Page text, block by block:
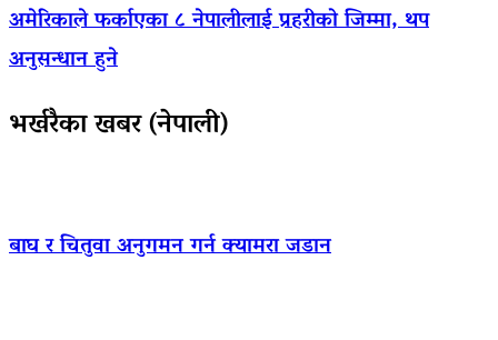
अमेरिकाले फर्काएका ८ नेपालीलाई प्रहरीको जिम्मा, थप
अनुसन्धान हुने
भर्खरैका खबर (नेपाली)
बाघ र चितुवा अनुगमन गर्न क्यामरा जडान